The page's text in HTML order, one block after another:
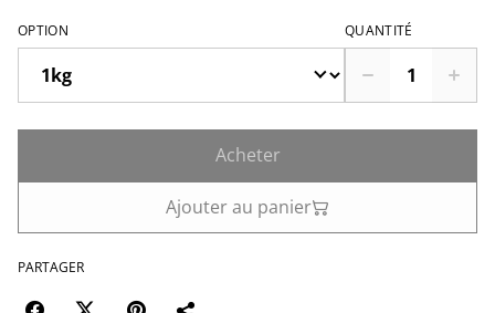
OPTION QUANTITÉ
Acheter
Ajouter au panier
PARTAGER